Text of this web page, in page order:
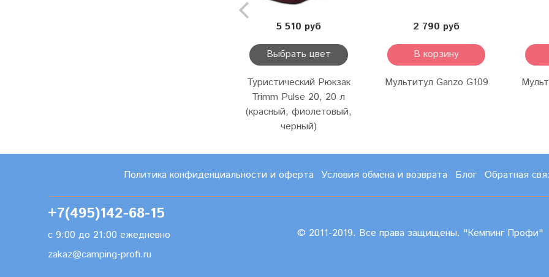
5 510 руб
Выбрать цвет
Туристический Рюкзак
Trimm Pulse 20, 20 л
(красный, фиолетовый,
черный)
2 790 руб
В корзину
Мультитул Ganzo G109
Политика конфиденциальности и оферта Условия обмена и возврата Блог Обратная
+7(495)142-68-15
с 9:00 до 21:00 ежедневно
zakaz@camping-profi.ru
© 2011-2019. Все права защищены. "Кемпинг Профи"